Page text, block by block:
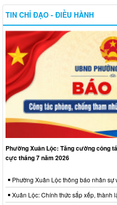
TIN CHỈ ĐẠO - ĐIỀU HÀNH
Phường Xuân Lộc: Tăng cường công
cực tháng 7 năm 2026
Phường Xuân Lộc thông báo nhân
Xuân Lộc: Chính thức sắp xếp, thành